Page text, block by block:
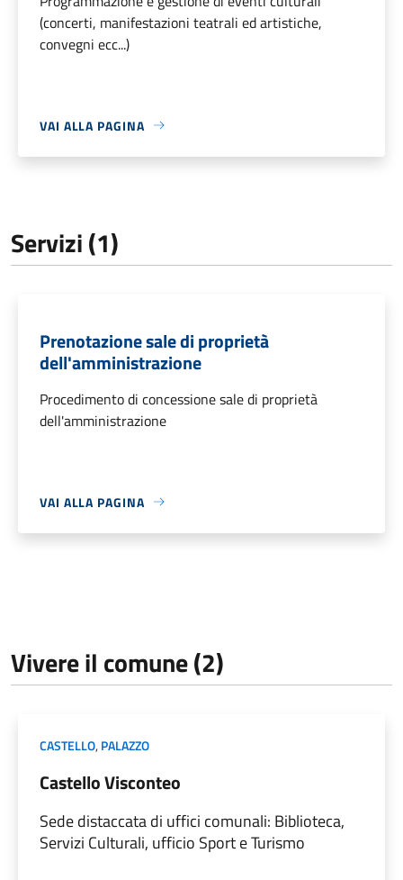
(concerti, manifestazioni teatrali ed artistiche,
convegni ecc...)
VAI ALLA PAGINA
Servizi (1)
Prenotazione sale di proprietà
dell'amministrazione
Procedimento di concessione sale di proprietà
dell'amministrazione
VAI ALLA PAGINA
Vivere il comune (2)
CASTELLO,PALAZZO
Castello Visconteo
Sede distaccata di uffici comunali: Biblioteca,
Servizi Culturali, ufficio Sport e Turismo